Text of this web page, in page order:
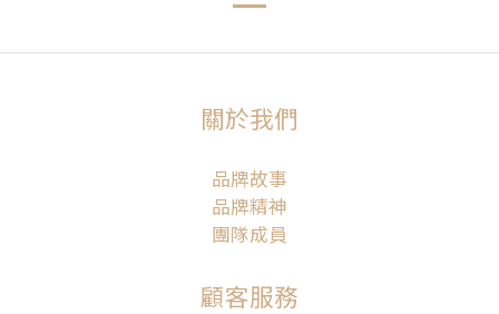
關於我們
品牌故事
品牌精神
團隊成員
顧客服務